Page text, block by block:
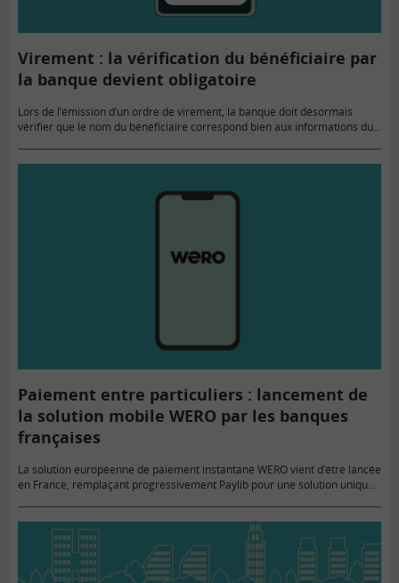
Virement : la vérification du bénéficiaire par
la banque devient obligatoire
Lors de l’émission d’un ordre de virement, la banque doit désormais
vérifier que le nom du bénéficiaire correspond bien aux informations du
Paiement entre particuliers : lancement de
la solution mobile WERO par les banques
françaises
La solution européenne de paiement instantané WERO vient d’être lancée
en France, remplaçant progressivement Paylib pour une solution unique